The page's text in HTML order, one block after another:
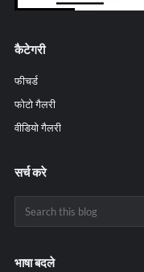
कैटेगरी
फीचर्ड
फोटो गैलरी
वीडियो गैलरी
सर्च करे
भाषा बदले